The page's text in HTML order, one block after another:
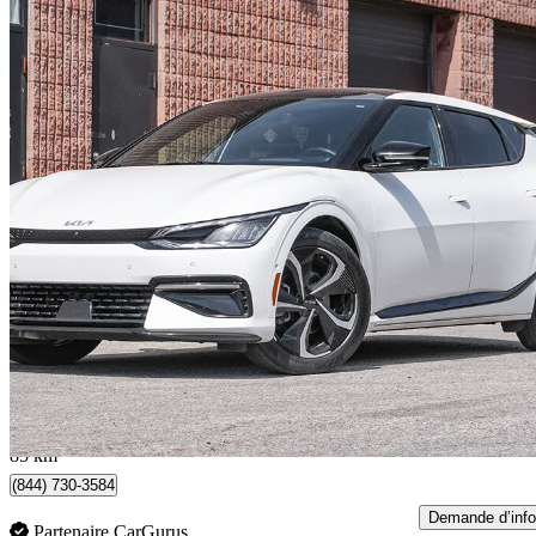
2022 Kia EV6
Long Range AWD with GT-Line Package 234 941 km
36 990 $ Bonne
781 $/mois env.
Mississauga, ON
85 km
(844) 730-3584
Partenaire CarGurus
Demande d’info